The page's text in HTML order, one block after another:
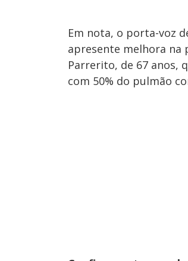
Em nota, o porta-voz
apresente melhora na
Parrerito, de 67 anos,
com 50% do pulmão